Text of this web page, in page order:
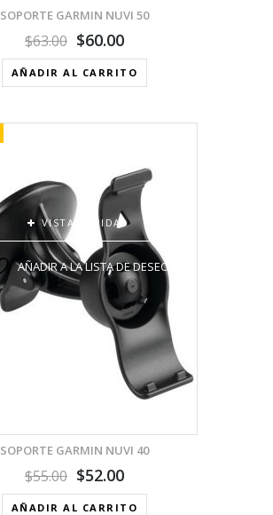
SOPORTE GARMIN NUVI 50
$63.00 $60.00
AÑADIR AL CARRITO
VISTA RÁPIDA
AÑADIR A LA LISTA DE DESEOS
SOPORTE GARMIN NUVI 40
$55.00 $52.00
AÑADIR AL CARRITO